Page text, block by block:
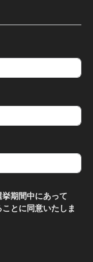
期間中にあって
とに同意いたしま